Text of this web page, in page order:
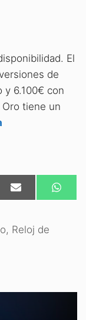
El
de
y 6.100€ con
tiene un
COMPARTIR
EN
EN
, Reloj de